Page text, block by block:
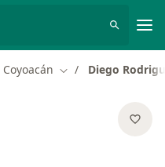
Coyoacán Cambiar de ciudad
Diego